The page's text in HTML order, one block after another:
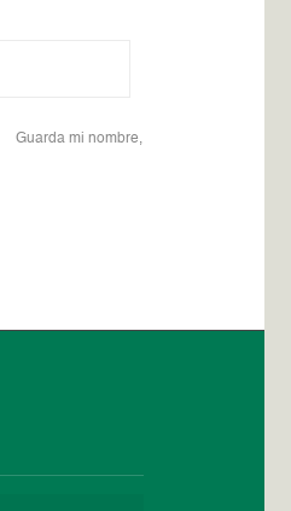
Guarda mi nombre,